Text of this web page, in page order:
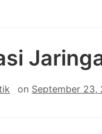
on September 23,